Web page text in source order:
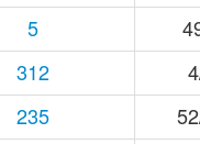
5
312
235